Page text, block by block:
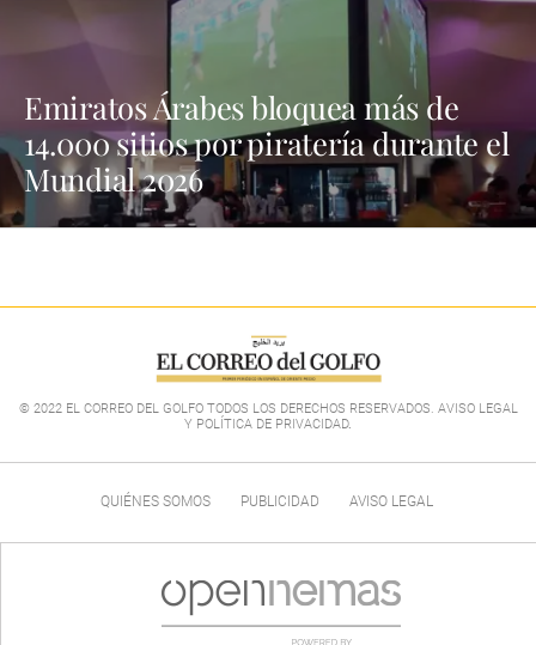
Emiratos Árabes bloquea más de
14.000 sitios por piratería durante el
Mundial 2026
© 2022 EL CORREO DEL GOLFO TODOS LOS DERECHOS RESERVADOS. AVISO LEGAL
Y POLÍTICA DE PRIVACIDAD.
QUIÉNES SOMOS PUBLICIDAD AVISO LEGAL